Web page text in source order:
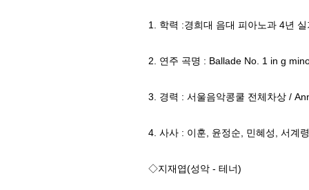
1. 학력 :경희대 음대 피아노과 4년
2. 연주 곡명 : Ballade No. 1 in g
3. 경력 : 서울음악콩쿨 전체차상 /
4. 사사 : 이훈, 윤정순, 민혜성, 서계
◇지재엽(성악 - 테너)